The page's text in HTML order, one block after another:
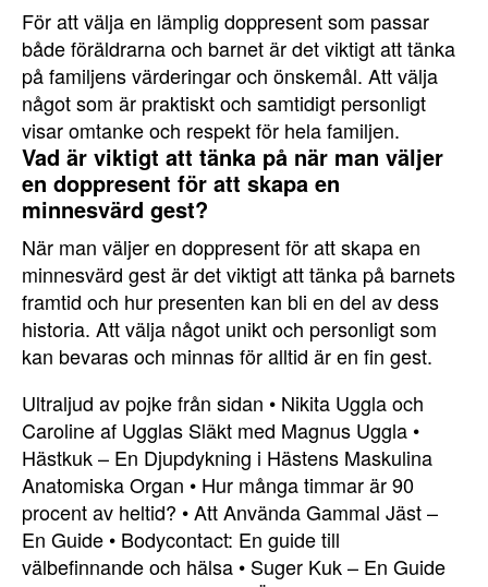
För att välja en lämplig doppresent som passar
både föräldrarna och barnet är det viktigt att tänka
på familjens värderingar och önskemål. Att välja
något som är praktiskt och samtidigt personligt
visar omtanke och respekt för hela familjen.
Vad är viktigt att tänka på när man väljer
en doppresent för att skapa en
minnesvärd gest?
När man väljer en doppresent för att skapa en
minnesvärd gest är det viktigt att tänka på barnets
framtid och hur presenten kan bli en del av dess
historia. Att välja något unikt och personligt som
kan bevaras och minnas för alltid är en fin gest.
Ultraljud av pojke från sidan • Nikita Uggla och
Caroline af Ugglas Släkt med Magnus Uggla •
Hästkuk – En Djupdykning i Hästens Maskulina
Anatomiska Organ • Hur många timmar är 90
procent av heltid? •Att Använda Gammal Jäst –
En Guide • Bodycontact: En guide till
välbefinnande och hälsa • Suger Kuk – En Guide